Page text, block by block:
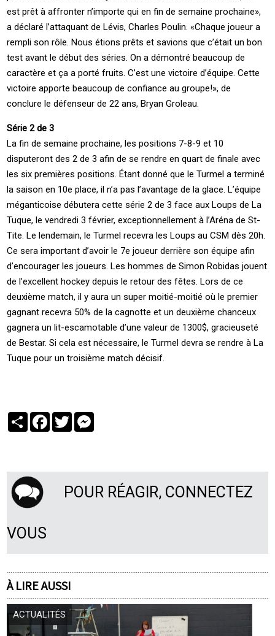
est prêt à affronter n’importe qui en fin de semaine prochaine»,
a déclaré l’attaquant de Lévis, Charles Poulin. «Chaque joueur a
rempli son rôle. Nous étions prêts et savions que c’était un bon
test avant le début des séries. On a démontré beaucoup de
caractère et ça a porté fruits. C’est une victoire d’équipe. Cette
victoire apporte beaucoup de confiance au groupe!», de
conclure le défenseur de 22 ans, Bryan Groleau.
Série 2 de 3
La fin de semaine prochaine, les positions 7-8-9 et 10
disputeront des 2 de 3 afin de se rendre en quart de finale avec
les six premières positions. Étant donné que le Turmel a terminé
la saison en 10e place, il n’a pas l’avantage de la glace. L’équipe
méganticoise débutera cette série 2 de 3 face aux Loups de La
Tuque, le vendredi 3 février, exceptionnellement à l’Aréna de St-
Tite. Le lendemain, le Turmel recevra les Loups au CSM dès 20h.
Ce sera important d’avoir le 7e joueur derrière son équipe afin
d’encourager les joueurs. Les hommes de Simon Robidas jouent
de l’excellent hockey depuis le retour des fêtes. Lors de ce
deuxième match, il y aura un super moitié-moitié où le premier
gagnant recevra 50% de la cagnotte et un deuxième chanceux
gagnera un lit-escamotable d’une valeur de 1300$, gracieuseté
de Bestar. Si cela est nécessaire, le Turmel devra se rendre à La
Tuque pour un troisième match décisif.
PartagerFacebook
Twitter
POUR RÉAGIR, CONNECTEZ
VOUS
À LIRE AUSSI
ACTUALITÉS